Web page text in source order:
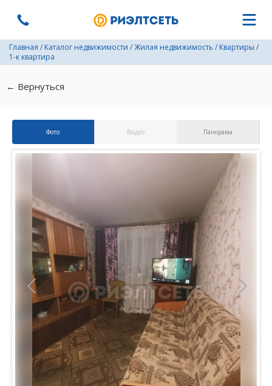
Главная / Каталог недвижимости /Жилая недвижимость / Квартиры /
1-к квартира
← Вернуться
Фото Видео Панорама